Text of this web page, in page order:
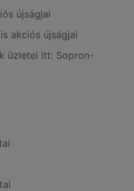
újságjai
akciós újságjai
üzletei itt: Sopron-